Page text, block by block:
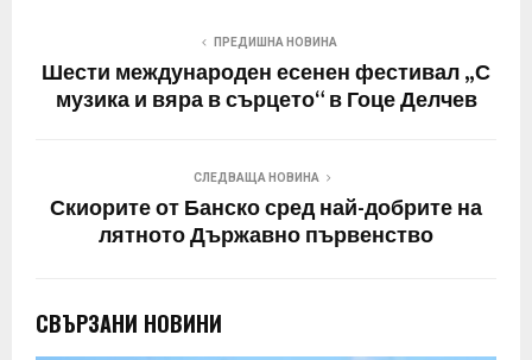
ПРЕДИШНА НОВИНА
Шести международен есенен фестивал „С
музика и вяра в сърцето“ в Гоце Делчев
СЛЕДВАЩА НОВИНА
Скиорите от Банско сред най-добрите на
лятното Държавно първенство
СВЪРЗАНИ НОВИНИ